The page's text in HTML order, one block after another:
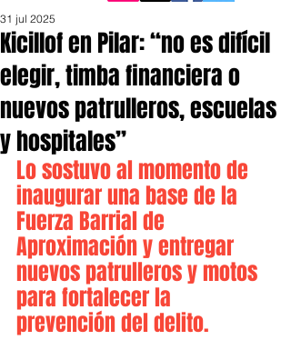
Kicillof en Pilar: “no es difícil
elegir, timba financiera o
nuevos patrulleros, escuelas
y hospitales”
31 jul 2025
Lo sostuvo al momento de
inaugurar una base de la
Fuerza Barrial de
Aproximación y entregar
nuevos patrulleros y motos
para fortalecer la
prevención del delito.